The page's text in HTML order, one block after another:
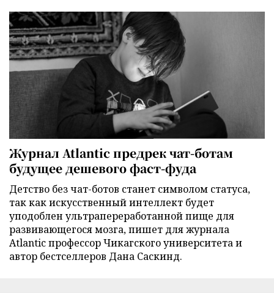
Журнал Atlantic предрек чат-ботам
будущее дешевого фаст-фуда
Детство без чат-ботов станет символом статуса,
так как искусственный интеллект будет
уподоблен ультрапереработанной пище для
развивающегося мозга, пишет для журнала
Atlantic профессор Чикагского университета и
автор бестселлеров Дана Саскинд.